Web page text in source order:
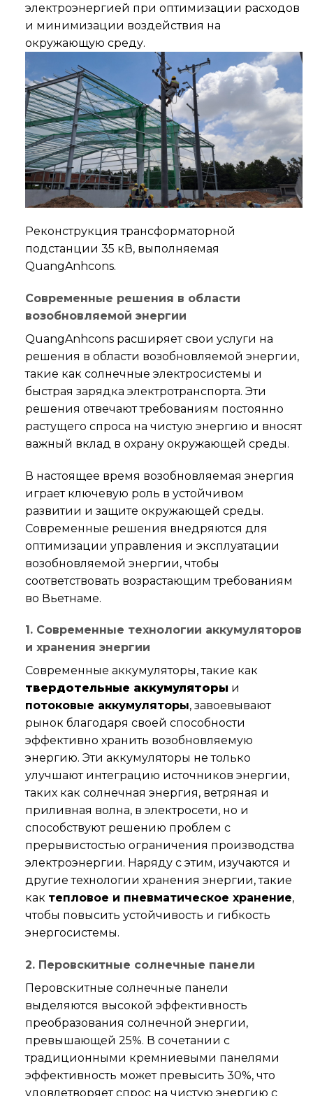
электроэнергией при оптимизации расходов
и минимизации воздействия на
окружающую среду.
Реконструкция трансформаторной
подстанции 35 кВ, выполняемая
QuangAnhcons.
Современные решения в области
возобновляемой энергии
QuangAnhcons расширяет свои услуги на
решения в области возобновляемой энергии,
такие как солнечные электросистемы и
быстрая зарядка электротранспорта. Эти
решения отвечают требованиям постоянно
растущего спроса на чистую энергию и вносят
важный вклад в охрану окружающей среды.
В настоящее время возобновляемая энергия
играет ключевую роль в устойчивом
развитии и защите окружающей среды.
Современные решения внедряются для
оптимизации управления и эксплуатации
возобновляемой энергии, чтобы
соответствовать возрастающим требованиям
во Вьетнаме.
1. Современные технологии аккумуляторов
и хранения энергии
Современные аккумуляторы, такие как
твердотельные аккумуляторы и
потоковые аккумуляторы, завоевывают
рынок благодаря своей способности
эффективно хранить возобновляемую
энергию. Эти аккумуляторы не только
улучшают интеграцию источников энергии,
таких как солнечная энергия, ветряная и
приливная волна, в электросети, но и
способствуют решению проблем с
прерывистостью ограничения производства
электроэнергии. Наряду с этим, изучаются и
другие технологии хранения энергии, такие
как тепловое и пневматическое хранение,
чтобы повысить устойчивость и гибкость
энергосистемы.
2. Перовскитные солнечные панели
Перовскитные солнечные панели
выделяются высокой эффективность
преобразования солнечной энергии,
превышающей 25%. В сочетании с
традиционными кремниевыми панелями
эффективность может превысить 30%, что
удовлетворяет спрос на чистую энергию с